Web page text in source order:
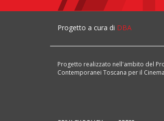
Progetto a cura di DBA
Progetto realizzato nell'ambito del
Contemporanei Toscana per il Cinema